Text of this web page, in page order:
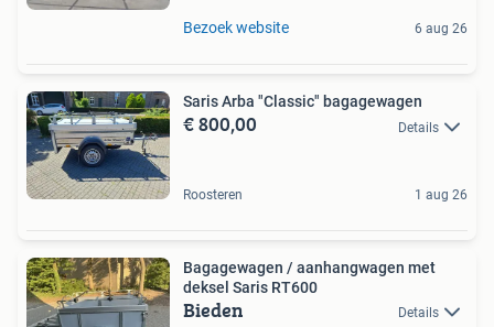
Bezoek website 6 aug 26
Saris Arba "Classic" bagagewagen
€ 800,00 Details
Roosteren 1 aug 26
Bagagewagen / aanhangwagen met
deksel Saris RT600
Bieden Details